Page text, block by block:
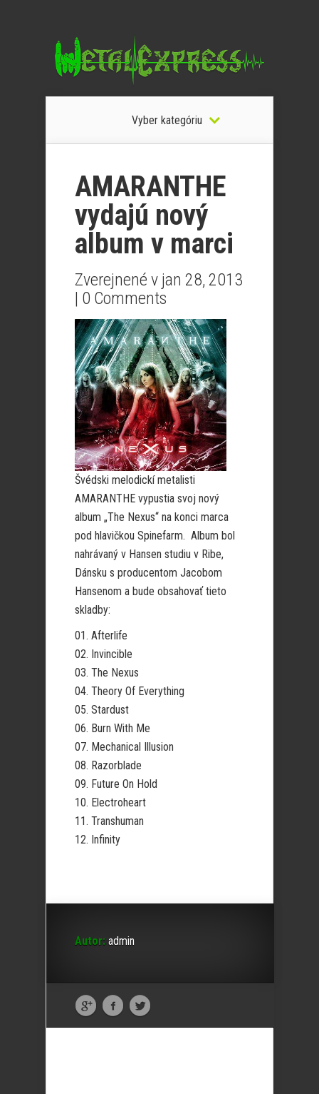
Vyber kategóriu
AMARANTHE
vydajú nový
album v marci
Zverejnené v jan 28, 2013
| 0 Comments
Švédski melodickí metalisti
AMARANTHE vypustia svoj nový
album „The Nexus“ na konci marca
pod hlavičkou Spinefarm. Album bol
nahrávaný v Hansen studiu v Ribe,
Dánsku s producentom Jacobom
Hansenom a bude obsahovať tieto
skladby:
01. Afterlife
02. Invincible
03. The Nexus
04. Theory Of Everything
05. Stardust
06. Burn With Me
07. Mechanical Illusion
08. Razorblade
09. Future On Hold
10. Electroheart
11. Transhuman
12. Infinity
Autor: admin